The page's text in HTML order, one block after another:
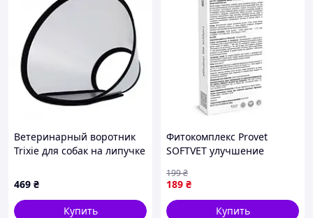
Ветеринарный воротник
Trixie для собак на липучке
см (19515)
469 ₴
Купить
Фитокомплекс Provet
SOFTVET улучшение
мочевыделительной
системы 20 мл (PR244013)
189 ₴
199₴
Купить